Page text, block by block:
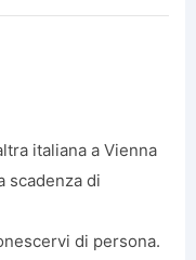
italiana a Vienna
scadenza di
di persona.